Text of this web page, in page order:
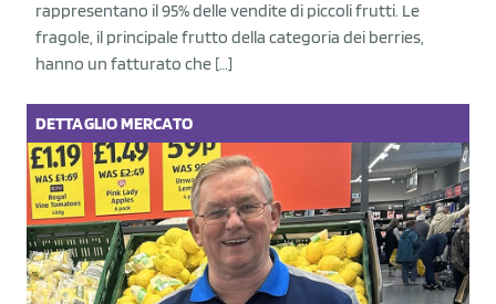
rappresentano il 95% delle vendite di piccoli frutti. Le
fragole, il principale frutto della categoria dei berries,
hanno un fatturato che […]
DETTAGLIOMERCATO